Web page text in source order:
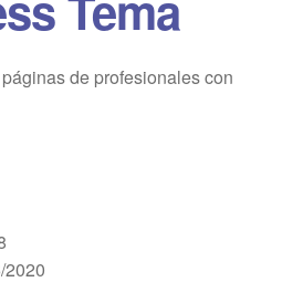
de profesionales con
2020